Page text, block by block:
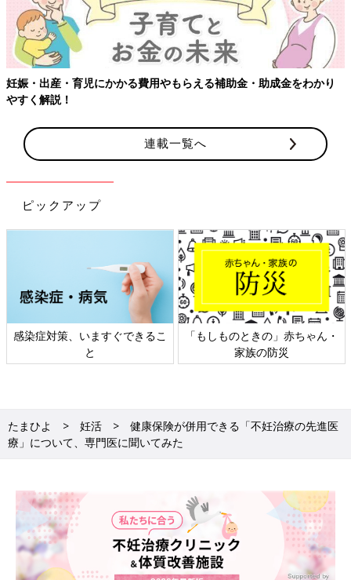
助成金をわかり
連載一覧へ
ピックアップ
ときの」赤ちゃん・
日本外来小児科学会リーフレッ
六星占術
たまひよ 妊活
健康保険が併用できる「不妊治療の先進医
療」について、専門医に聞いてみた